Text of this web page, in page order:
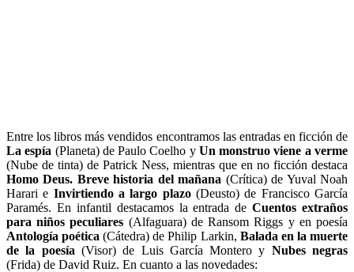
Entre los libros más vendidos encontramos las entradas en ficción de
La espía (Planeta) de Paulo Coelho y Un monstruo viene a verme
(Nube de tinta) de Patrick Ness, mientras que en no ficción destaca
Homo Deus. Breve historia del mañana (Crítica) de Yuval Noah
Harari e Invirtiendo a largo plazo(Deusto) de Francisco García
Paramés. En infantil destacamos la entrada deCuentos extraños
para niños peculiares (Alfaguara) de Ransom Riggs y en poesía
Antología poética (Cátedra) de Philip Larkin, Balada en la muerte
de la poesía (Visor) de Luis García Montero y Nubes negras
(Frida) de David Ruiz. En cuanto a las novedades: